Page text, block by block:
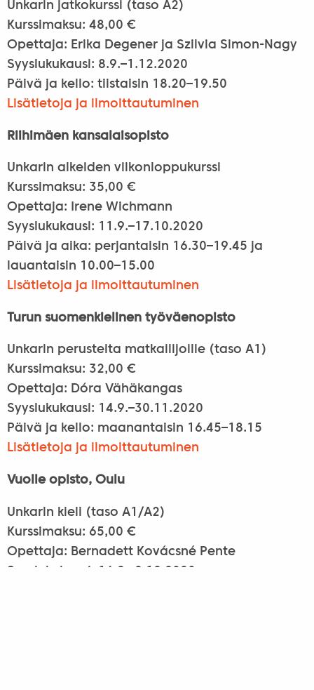
Unkarin jatkokurssi (taso A2)
Kurssimaksu: 48,00 €
Opettaja: Erika Degener ja Szilvia Simon-Nagy
Syyslukukausi: 8.9.–1.12.2020
Päivä ja kello: tiistaisin 18.20–19.50
Lisätietoja ja ilmoittautuminen
Riihimäen kansalaisopisto
Unkarin alkeiden viikonloppukurssi
Kurssimaksu: 35,00 €
Opettaja: Irene Wichmann
Syyslukukausi: 11.9.–17.10.2020
Päivä ja aika: perjantaisin 16.30–19.45 ja
lauantaisin 10.00–15.00
Lisätietoja ja ilmoittautuminen
Turun suomenkielinen työväenopisto
Unkarin perusteita matkailijoille (taso A1)
Kurssimaksu: 32,00 €
Opettaja: Dóra Vähäkangas
Syyslukukausi: 14.9.–30.11.2020
Päivä ja kello: maanantaisin 16.45–18.15
Lisätietoja ja ilmoittautuminen
Vuolle opisto, Oulu
Unkarin kieli (taso A1/A2)
Kurssimaksu: 65,00 €
Opettaja: Bernadett Kovácsné Pente